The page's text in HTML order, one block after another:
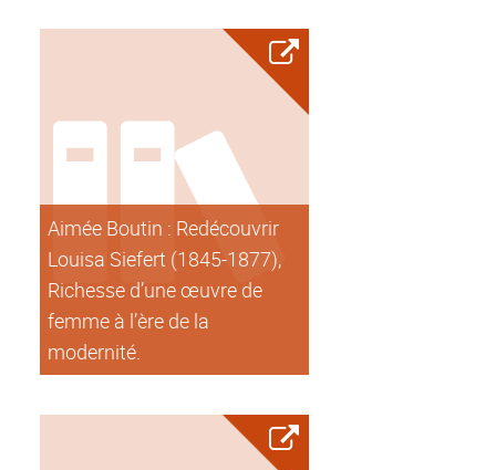
Aimée Boutin : Redécouvrir
Louisa Siefert (1845-1877),
Richesse d’une œuvre de
femme à l’ère de la
modernité.